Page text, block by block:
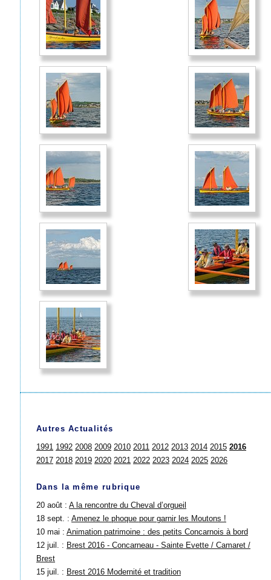
Autres Actualités
1991 1992 2008 2009 2010 2011 2012 2013 2014 2015 2016
2017 2018 2019 2020 2021 2022 2023 2024 2025 2026
Dans la même rubrique
20 août : A la rencontre du Cheval d’orgueil
18 sept. : Amenez le phoque pour garnir les Moutons !
10 mai : Animation patrimoine : des petits Concarnois à bord
12 juil. : Brest 2016 - Concarneau - Sainte Evette / Camaret /
Brest
15 juil. : Brest 2016 Modernité et tradition